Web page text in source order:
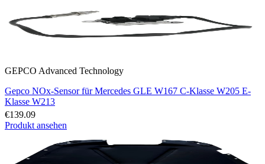
GEPCO Advanced Technology
Gepco NOx-Sensor für Mercedes GLE W167 C-Klasse W205 E-
Klasse W213
€139.09
Produkt ansehen